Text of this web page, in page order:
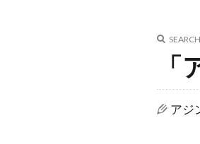
SEARCH
アジ